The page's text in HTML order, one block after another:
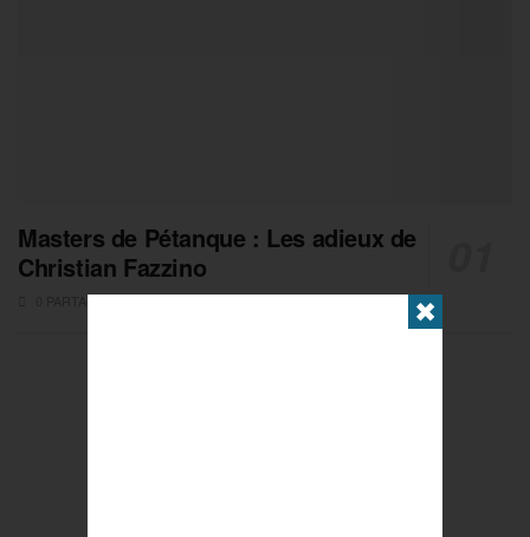
Masters de Pétanque : Les adieux de
Christian Fazzino
0 PARTAGES ✖